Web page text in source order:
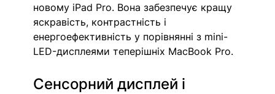
новому iPad Pro. Вона забезпечує кращу
яскравість, контрастність і
енергоефективність у порівнянні з mini-
LED-дисплеями теперішніх MacBook Pro.
Сенсорний дисплей і